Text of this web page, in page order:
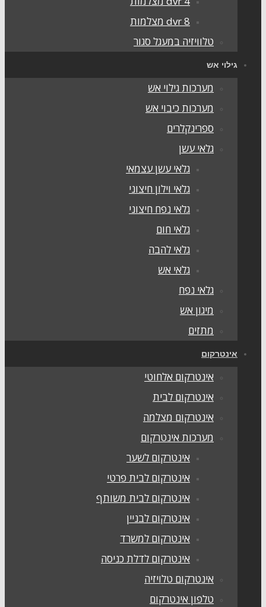
dvr 8 מצלמות
טלוויזיה במעגל סגור
אש
מערכות גילוי אש
מערכות כיבוי אש
ספרינקלרים
גלאי עשן
גלאי עשן עצמאי
גלאי וילון חיצוני
גלאי נפח חיצוני
גלאי חום
גלאי להבה
גלאי אש
גלאי נפח
מיגון אש
אינטרקום אלחוטי
אינטרקום לבית
אינטרקום מצלמה
מערכות אינטרקום
אינטרקום לשער
אינטרקום לבית פרטי
אינטרקום לבית משותף
אינטרקום לבניין
אינטרקום למשרד
אינטרקום לדלת כניסה
אינטרקום טלויזיה
טלפון אינטרקום